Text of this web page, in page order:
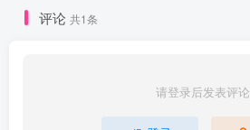
评论 共1条
请登录后发表评论